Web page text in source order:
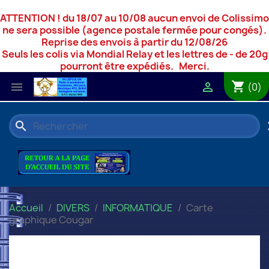
ATTENTION ! du 18/07 au 10/08 aucun envoi de Colissimo
ne sera possible (agence postale fermée pour congés).
Reprise des envois à partir du 12/08/26
Seuls les colis via Mondial Relay et les lettres de - de 20g
pourront être expédiés. Merci.
 shopping_cart (0)

search
Accueil DIVERS INFORMATIQUE
Carte
graphique Cougar